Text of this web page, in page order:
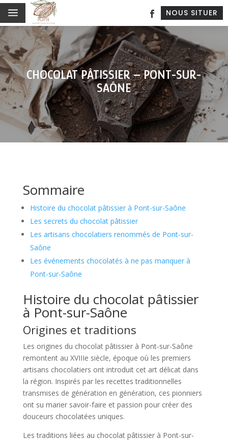
a NOUS SITUER
CHOCOLAT PÂTISSIER – PONT-SUR-
SAÔNE
Sommaire
Histoire du chocolat pâtissier à Pont-sur-Saône
Les secrets du chocolat pâtissier
Les artisans chocolatiers renommés de Pont-sur-
Saône
Les événements chocolatés à ne pas manquer à
Pont-sur-Saône
Histoire du chocolat pâtissier
à Pont-sur-Saône
Origines et traditions
Les origines du chocolat pâtissier à Pont-sur-Saône
remontent au XVIIIe siècle, époque où les premiers
artisans chocolatiers ont introduit cet art délicat dans
la région. Inspirés par les recettes traditionnelles
transmises de génération en génération, ces pionniers
ont su marier savoir-faire et passion pour créer des
douceurs chocolatées uniques.
Les traditions liées au chocolat pâtissier à Pont-sur-